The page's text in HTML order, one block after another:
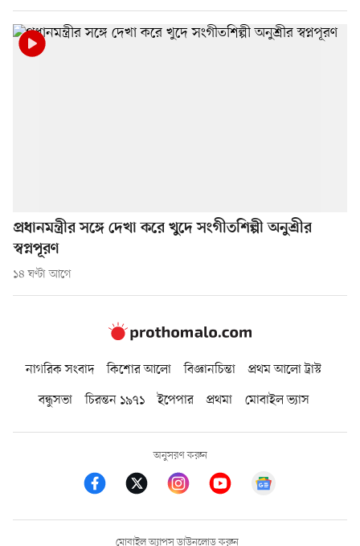
প্রধানমন্ত্রীর সঙ্গে দেখা করে খুদে সংগীতশিল্পী অনুশ্রীর
স্বপ্নপূরণ
১৪ ঘণ্টা আগে
নাগরিক সংবাদ কিশোর আলো বিজ্ঞানচিন্তা
প্রথম আলো ট্রাস্ট
বন্ধুসভা
চিরন্তন ১৯৭১ ইপেপার প্রথমা মোবাইল ভ্যাস
অনুসরণ করুন
মোবাইল অ্যাপস ডাউনলোড করুন